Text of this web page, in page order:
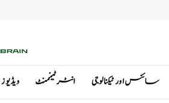
سائنس اور ٹیکنالوجی انٹرٹینمنٹ ویڈیوز